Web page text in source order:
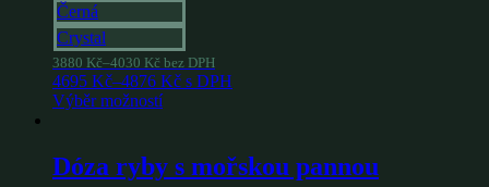
Černá
Crystal
3880 Kč–4030 Kč bez DPH
4695 Kč–4876 Kč s DPH
Výběr možností
Dóza ryby s mořskou pannou